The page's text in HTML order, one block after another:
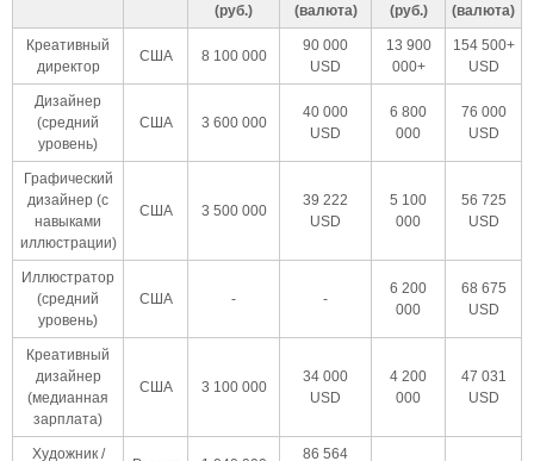
(руб.)
(валюта)
(руб.)
(валюта)
Креативный
директор
США 8 100 000
90 000
USD
13 900
000+
154 500+
USD
Дизайнер
(средний
уровень)
США 3 600 000
40 000
USD
6 800
000
76 000
USD
Графический
дизайнер (с
навыками
иллюстрации)
США 3 500 000
39 222
USD
5 100
000
56 725
USD
Иллюстратор
(средний
уровень)
США - -
6 200
000
68 675
USD
Креативный
дизайнер
(медианная
зарплата)
США 3 100 000
34 000
USD
4 200
000
47 031
USD
Художник /
86 564